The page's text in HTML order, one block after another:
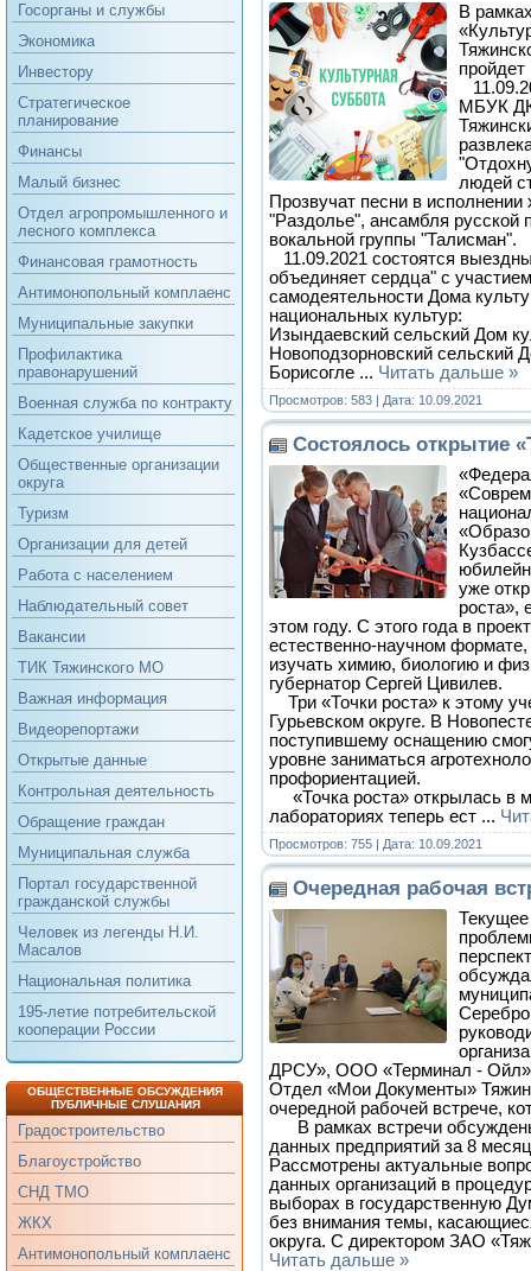
Госорганы и службы
Экономика
Инвестору
Стратегическое
планирование
Финансы
Малый бизнес
Отдел агропромышленного и
лесного комплекса
Финансовая грамотность
Антимонопольный комплаенс
Муниципальные закупки
Профилактика
правонарушений
Военная служба по контракту
Кадетское училище
Общественные организации
округа
Туризм
Организации для детей
Работа с населением
Наблюдательный совет
Вакансии
ТИК Тяжинского МО
Важная информация
Видеорепортажи
Открытые данные
Контрольная деятельность
Обращение граждан
Муниципальная служба
Портал государственной
гражданской службы
Человек из легенды Н.И.
Масалов
Национальная политика
195-летие потребительской
кооперации России
ОБЩЕСТВЕННЫЕ ОБСУЖДЕНИЯ
ПУБЛИЧНЫЕ СЛУШАНИЯ
Градостроительство
Благоустройство
СНД ТМО
ЖКХ
Антимонопольный комплаенс
В
пройдет
МБУК
людей
Прозвучат песни в исполнении
"Раздолье", ансамбля русской
вокальной группы "Талисман".
11.09.2021 состоятся
объединяет сердца" с
самодеятельности Дома
национальных культур:
Изындаевский сельский Дом
Новоподзорновский сельский
Борисогле ... Читать дальше »
Просмотров: 583 | Дата: 10.09.2021
Состоялось открытие
уже
роста»,
этом году. С этого года в
естественно-научном формате,
изучать химию, биологию и
губернатор Сергей Цивилев.
Три «Точки роста» к этому
Гурьевском округе. В
поступившему оснащению
уровне заниматься
профориентацией.
«Точка роста» открылась в
лабораториях теперь ест ...
Просмотров: 755 | Дата: 10.09.2021
Очередная рабочая
ДРСУ», ООО «Терминал -
Отдел «Мои Документы»
очередной рабочей встрече,
В рамках встречи
данных предприятий за 8
Рассмотрены актуальные
данных организаций в
выборах в государственную
без внимания темы,
округа. С директором ЗАО
Читать дальше »